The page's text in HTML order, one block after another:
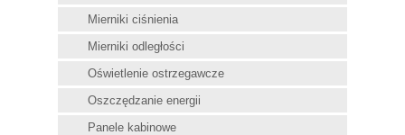
Mierniki ciśnienia
Mierniki odległości
Oświetlenie ostrzegawcze
Oszczędzanie energii
Panele kabinowe